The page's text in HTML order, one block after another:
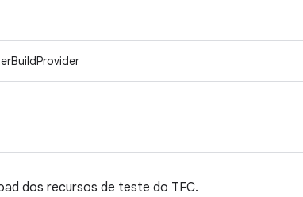
dos recursos de teste do TFC.